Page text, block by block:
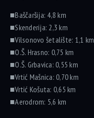
■Baščaršija: 4,8 km
■Skenderija: 2,3 km
■Vilsonovo šetalište: 1,1 km
■O.Š. Hrasno: 0,75 km
■O.Š. Grbavica: 0,55 km
■Vrtić Mašnica: 0,70 km
■Vrtić Košuta: 0,65 km
■Aerodrom: 5,6 km